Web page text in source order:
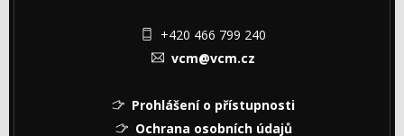
+420 466 799 240
vcm@vcm.cz
Prohlášení o přístupnosti
Ochrana osobních údajů